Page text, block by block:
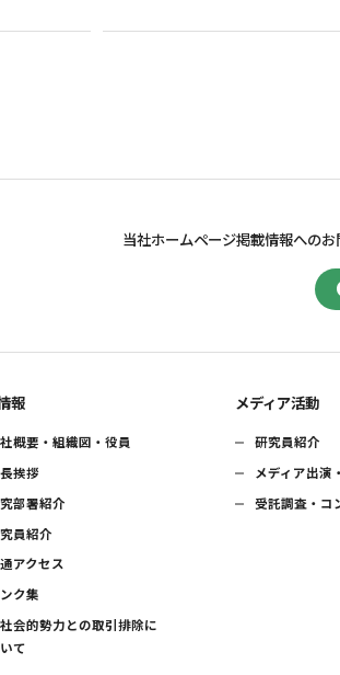
当社ホームページ掲載情報へのお
報
概要・組織図・役員
挨拶
部署紹介
員紹介
アクセス
ク集
会的勢力との取引排除に
て
メディア活動
研究員紹介
メディア出演
受託調査・コ